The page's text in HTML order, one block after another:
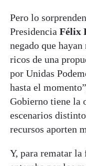
Pero lo
Presidencia Félix
negado que
ricos de una
por Unidas
hasta el
Gobierno tiene la
escenarios
recursos aporten
Y, para rematar la